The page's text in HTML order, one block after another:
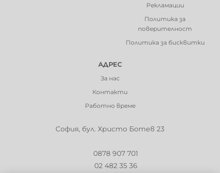
Рекламации
Политика за
поверителност
Политика за бисквитки
АДРЕС
За нас
Контакти
Работно време
София, бул. Христо Ботев 23
0878 907 701
02 482 35 36